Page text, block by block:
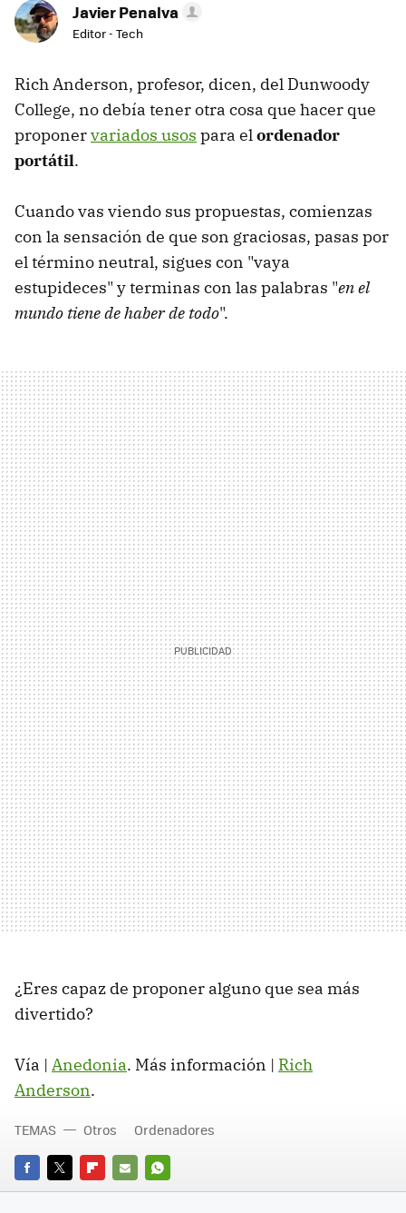
Javier Penalva
Editor - Tech
Rich Anderson, profesor, dicen, del Dunwoody
College, no debía tener otra cosa que hacer que
proponervariados usos para elordenador
portátil.
Cuando vas viendo sus propuestas, comienzas
con la sensación de que son graciosas, pasas por
el término neutral, sigues con "vaya
estupideces" y terminas con las palabras "en el
mundo tiene de haber de todo".
¿Eres capaz de proponer alguno que sea más
divertido?
Vía | Anedonia. Más información | Rich
Anderson.
FACEBOOK
TWITTERFLIPBOARD
E-
WHATSAPP
TEMAS Otros Ordenadores